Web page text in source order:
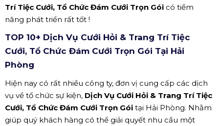
Trí Tiệc Cưới, Tổ Chức Đám Cưới Trọn Gói có tiềm
năng phát triển rất tốt !
TOP 10+ Dịch Vụ Cưới Hỏi & Trang Trí Tiệc
Cưới, Tổ Chức Đám Cưới Trọn Gói Tại Hải
Phòng
Hiện nay có rất nhiều công ty, đơn vị cung cấp các dịch
vụ về tổ chức sự kiện, Dịch Vụ Cưới Hỏi & Trang Trí Tiệc
Cưới, Tổ Chức Đám Cưới Trọn Gói tại Hải Phòng. Nhằm
giúp quý khách hàng có thể giải quyết nhu cầu một